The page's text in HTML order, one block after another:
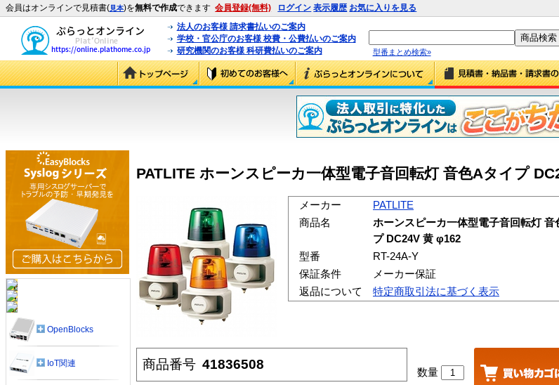
会員はオンラインで見積書(見本)を無料で作成できます 会員登録(無料) ログイン 表示履歴 お気に入りを見る
法人のお客様 請求書払いのご案内
学校・官公庁のお客様 校費・公費払いのご案内
研究機関のお客様 科研費払いのご案内
型番まとめ検索»
PATLITE ホーンスピーカ一体型電子音回転灯 音色Aタイプ
メーカー
PATLITE
商品名
ホーンスピーカ一体型電子音回転灯 音
プ DC24V 黄 φ162
型番
RT-24A-Y
保証条件
メーカー保証
返品について
特定商取引法に基づく表示
商品番号 41836508
数量
OpenBlocks
IoT関連